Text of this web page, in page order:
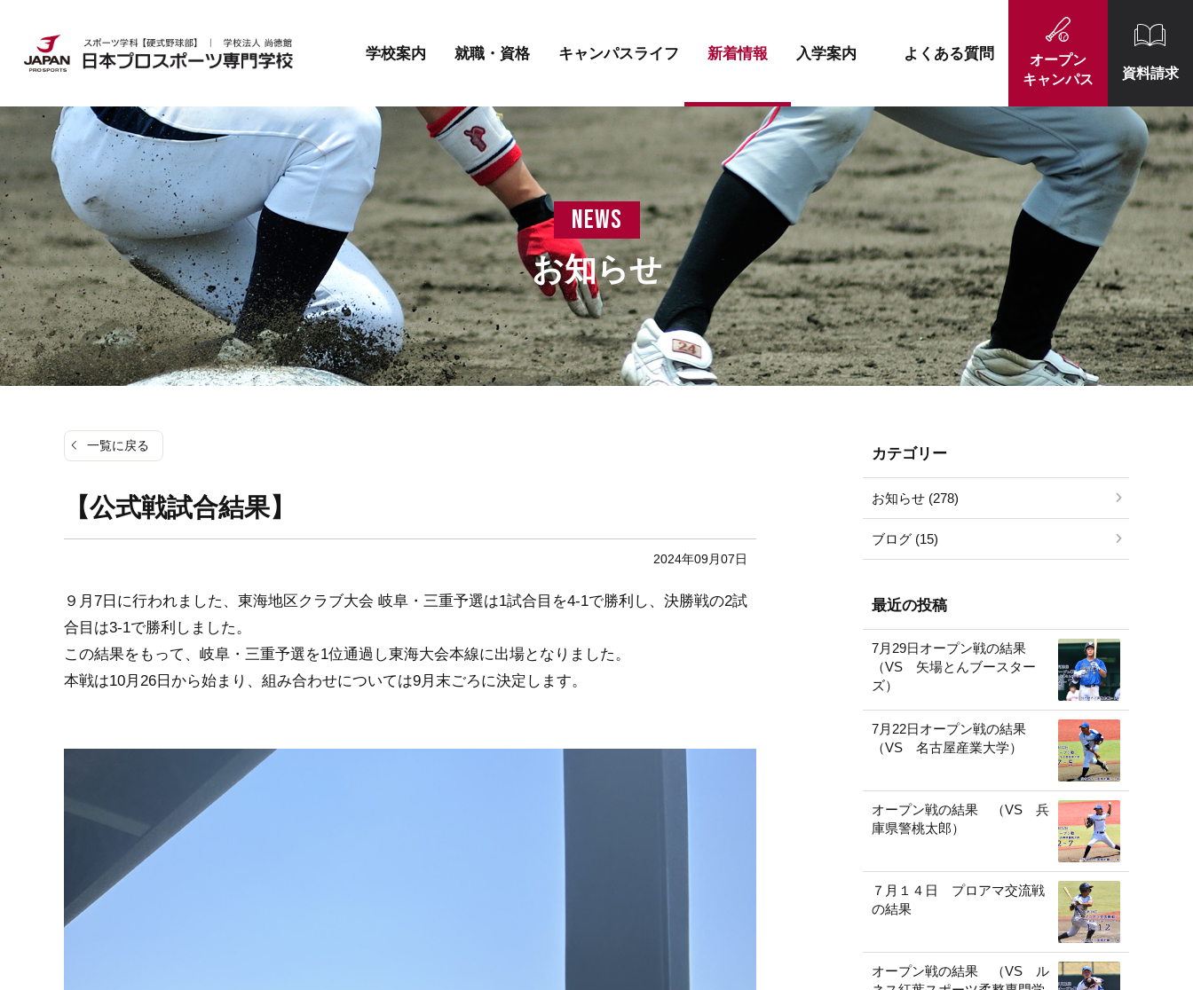
学校案内
日本プロスポーツ専門学校とは 講師紹介 施設紹介
就職・資格
就職・資格 先輩の声 就職実績一覧
キャンパスライフ 新着情報 入学案内
募集要項 学費について
よくある質問
オープン
キャンパス
資料請求
news
お知らせ
一覧に戻る
【公式戦試合結果】
2024年09月07日
９月7日に行われました、東海地区クラブ大会 岐阜・三重予選は1試合目を4-1で勝利し、決勝戦の2試
合目は3-1で勝利しました。
この結果をもって、岐阜・三重予選を1位通過し東海大会本線に出場となりました。
本戦は10月26日から始まり、組み合わせについては9月末ごろに決定します。
カテゴリー
お知らせ (278)
ブログ (15)
最近の投稿
7月29日オープン戦の結果
（VS 矢場とんブースター
ズ）
7月22日オープン戦の結果
（VS 名古屋産業大学）
オープン戦の結果 （VS 兵
庫県警桃太郎）
７月１４日 プロアマ交流戦
の結果
オープン戦の結果 （VS ル